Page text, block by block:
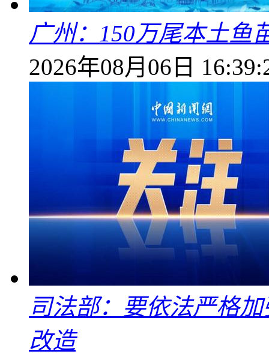
广州：150万尾本土鱼
2026年08月06日
司法部：要依法严格
改造